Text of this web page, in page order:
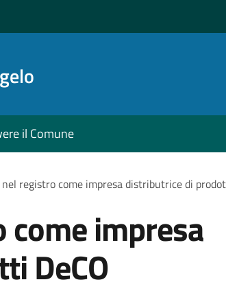
il Comune
registro come impresa distributrice di
impresa
DeCO